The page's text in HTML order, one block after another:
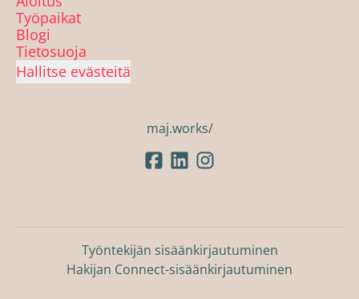
Työpaikat
Blogi
Tietosuoja
Hallitse evästeitä
maj.works/
Työntekijän sisäänkirjautuminen
Hakijan Connect-sisäänkirjautuminen